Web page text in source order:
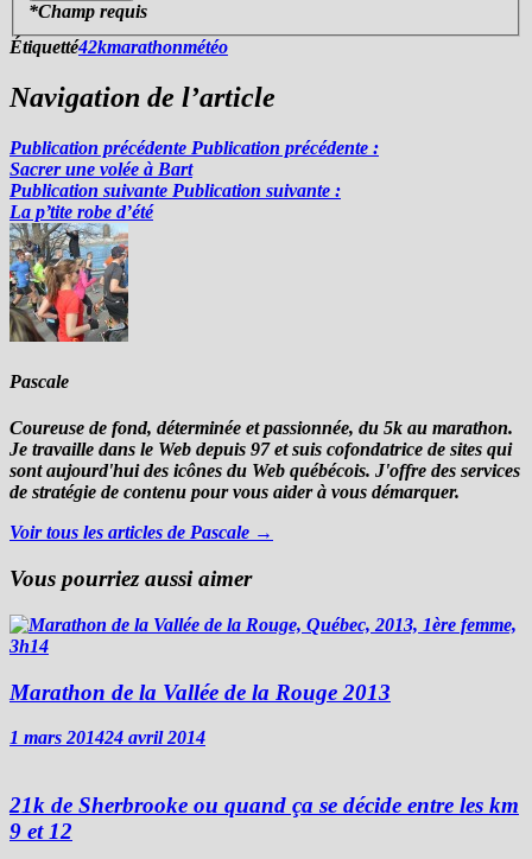
*Champ requis
Étiquetté42kmarathonmétéo
Navigation de l’article
Publication précédente Publication précédente :
Sacrer une volée à Bart
Publication suivante Publication suivante :
La p’tite robe d’été
Pascale
Coureuse de fond, déterminée et passionnée, du 5k au marathon.
Je travaille dans le Web depuis 97 et suis cofondatrice de sites qui
sont aujourd'hui des icônes du Web québécois. J'offre des services
de stratégie de contenu pour vous aider à vous démarquer.
Voir tous les articles de Pascale →
Vous pourriez aussi aimer
Marathon de la Vallée de la Rouge 2013
1 mars 201424 avril 2014
21k de Sherbrooke ou quand ça se décide entre les km
9 et 12